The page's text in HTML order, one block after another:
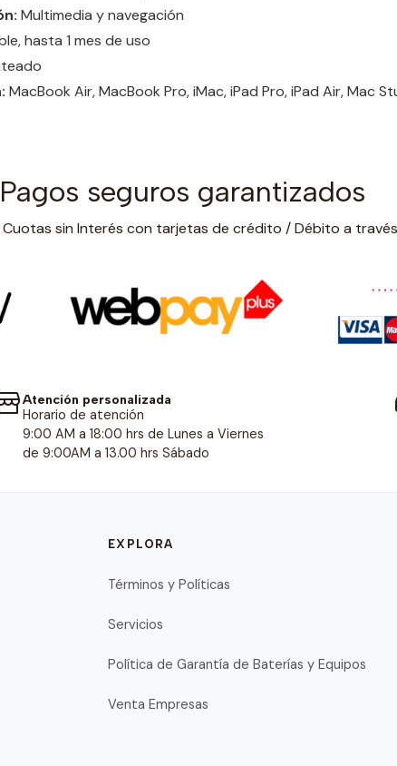
Multimedia y navegación
hasta 1 mes de uso
MacBook Air, MacBook Pro, iMac, iPad Pro, iPad Air, Mac
Pagos seguros garantizados
Cuotas sin Interés con tarjetas de crédito / Débito a través
Atención personalizada
Horario de atención
9:00 AM a 18:00 hrs de Lunes a Viernes
de 9:00AM a 13.00 hrs Sábado
EXPLORA
Términos y Políticas
Servicios
Política de Garantía de Baterías y Equipos
Venta Empresas